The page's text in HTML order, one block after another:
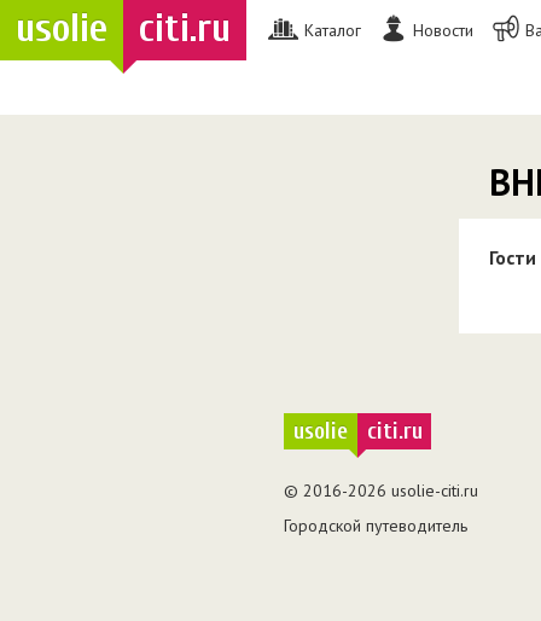
usolie citi.ru Каталог Новости
Гости
usolie citi.ru
© 2016-2026 usolie-citi.ru
Городской путеводитель